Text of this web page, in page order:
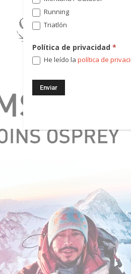
Running
Triatlón
Política de privacidad*
He leído lapolítica de